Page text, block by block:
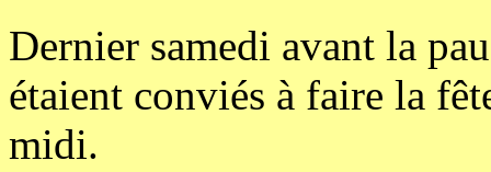
Dernier samedi avant la
étaient conviés à faire la
midi.